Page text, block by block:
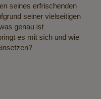
seines erfrischenden
seiner vielseitigen
genau ist
es mit sich und wie